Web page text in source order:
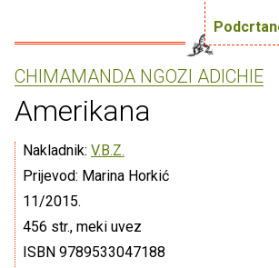
CHIMAMANDA NGOZI ADICHIE
Amerikana
Nakladnik: V.B.Z.
Prijevod: Marina Horkić
11/2015.
456 str., meki uvez
ISBN 9789533047188